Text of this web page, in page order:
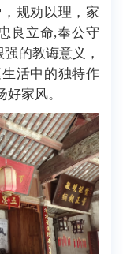
规劝以理，家
良立命,奉公守
的教诲意义，
活中的独特作
家风。